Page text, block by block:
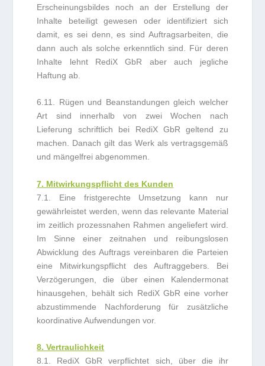
Erscheinungsbildes noch an der Erstellung der
Inhalte beteiligt gewesen oder identifiziert sich
damit, es sei denn, es sind Auftragsarbeiten, die
dann auch als solche erkenntlich sind. Für deren
Inhalte lehnt RediX GbR aber auch jegliche
Haftung ab.
6.11. Rügen und Beanstandungen gleich welcher
Art sind innerhalb von zwei Wochen nach
Lieferung schriftlich bei RediX GbR geltend zu
machen. Danach gilt das Werk als vertragsgemäß
und mängelfrei abgenommen.
7. Mitwirkungspflicht des Kunden
7.1. Eine fristgerechte Umsetzung kann nur
gewährleistet werden, wenn das relevante Material
im zeitlich prozessnahen Rahmen angeliefert wird.
Im Sinne einer zeitnahen und reibungslosen
Abwicklung des Auftrags vereinbaren die Parteien
eine Mitwirkungspflicht des Auftraggebers. Bei
Verzögerungen, die über einen Kalendermonat
hinausgehen, behält sich RediX GbR eine vorher
abzustimmende Nachforderung für zusätzliche
koordinative Aufwendungen vor.
8. Vertraulichkeit
8.1. RediX GbR verpflichtet sich, über die ihr